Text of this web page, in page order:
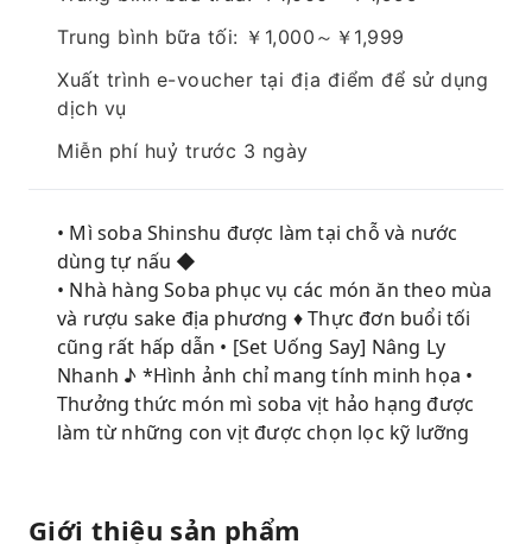
Trung bình bữa tối: ￥1,000～￥1,999
Xuất trình e-voucher tại địa điểm để sử dụng
dịch vụ
Miễn phí huỷ trước 3 ngày
• Mì soba Shinshu được làm tại chỗ và nước
dùng tự nấu ◆
• Nhà hàng Soba phục vụ các món ăn theo mùa
và rượu sake địa phương ♦ Thực đơn buổi tối
cũng rất hấp dẫn • [Set Uống Say] Nâng Ly
Nhanh ♪ *Hình ảnh chỉ mang tính minh họa •
Thưởng thức món mì soba vịt hảo hạng được
làm từ những con vịt được chọn lọc kỹ lưỡng
Giới thiệu sản phẩm